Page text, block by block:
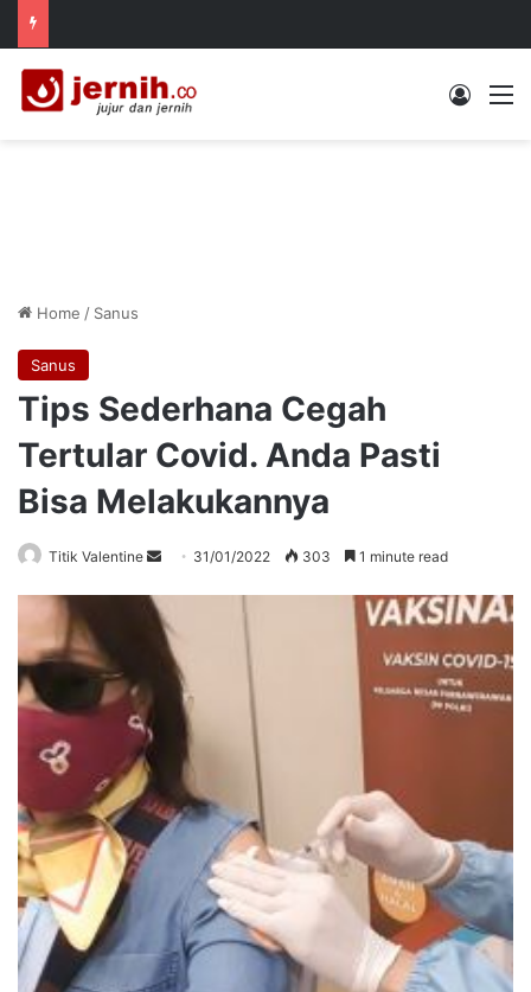
Log In
Home / Sanus
Sanus
Tips Sederhana Cegah
Tertular Covid. Anda Pasti
Bisa Melakukannya
Titik Valentine
Send
email
31/01/2022 303 1 minute read